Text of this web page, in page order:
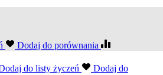
Dodaj do porównania
do listy życzeń
Dodaj do